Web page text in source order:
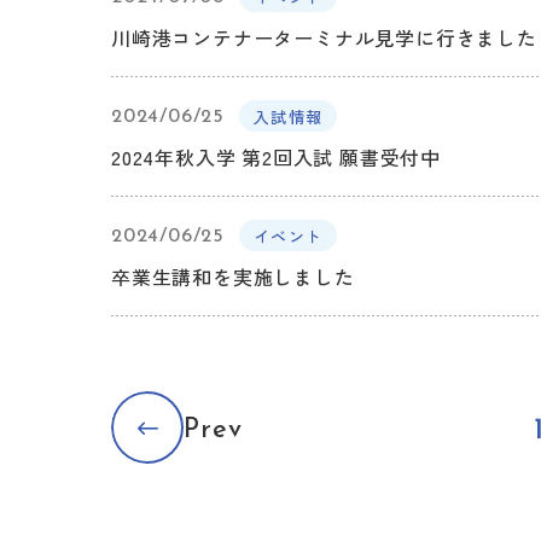
川崎港コンテナーターミナル見学に行きました
2024/06/25 入試情報
2024年秋入学 第2回入試 願書受付中
2024/06/25 イベント
卒業生講和を実施しました
1